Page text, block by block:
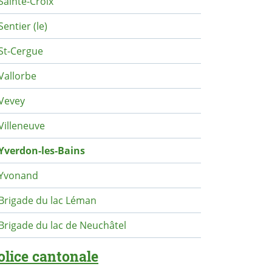
(le)
Cergue
les-Bains
du lac Léman
du lac de Neuchâtel
cantonale